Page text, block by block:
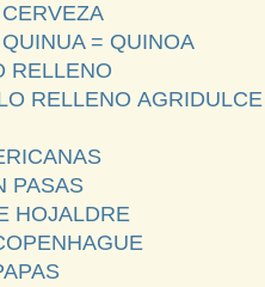
= QUINOA
RELLENO
RELLENO AGRIDULCE
PASAS
HOJALDRE